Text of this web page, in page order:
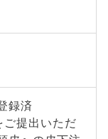
録済
提出いただ